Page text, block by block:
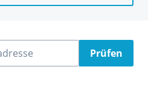
Prüfen